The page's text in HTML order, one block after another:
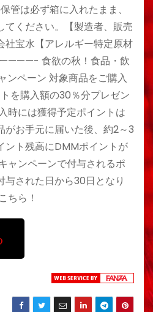
管は必ず箱に入れたまま、
てください。【製造者、販売
社宝水【アレルギー特定原材
食欲の秋！食品・飲
ンペーン 対象商品をご購入
を購入額の30％分プレゼン
時には獲得予定ポイントは
がお手元に届いた後、約2～3
ント残高にDMMポイントが
ャンペーンで付与されるポ
与された日から30日となり
ちら！